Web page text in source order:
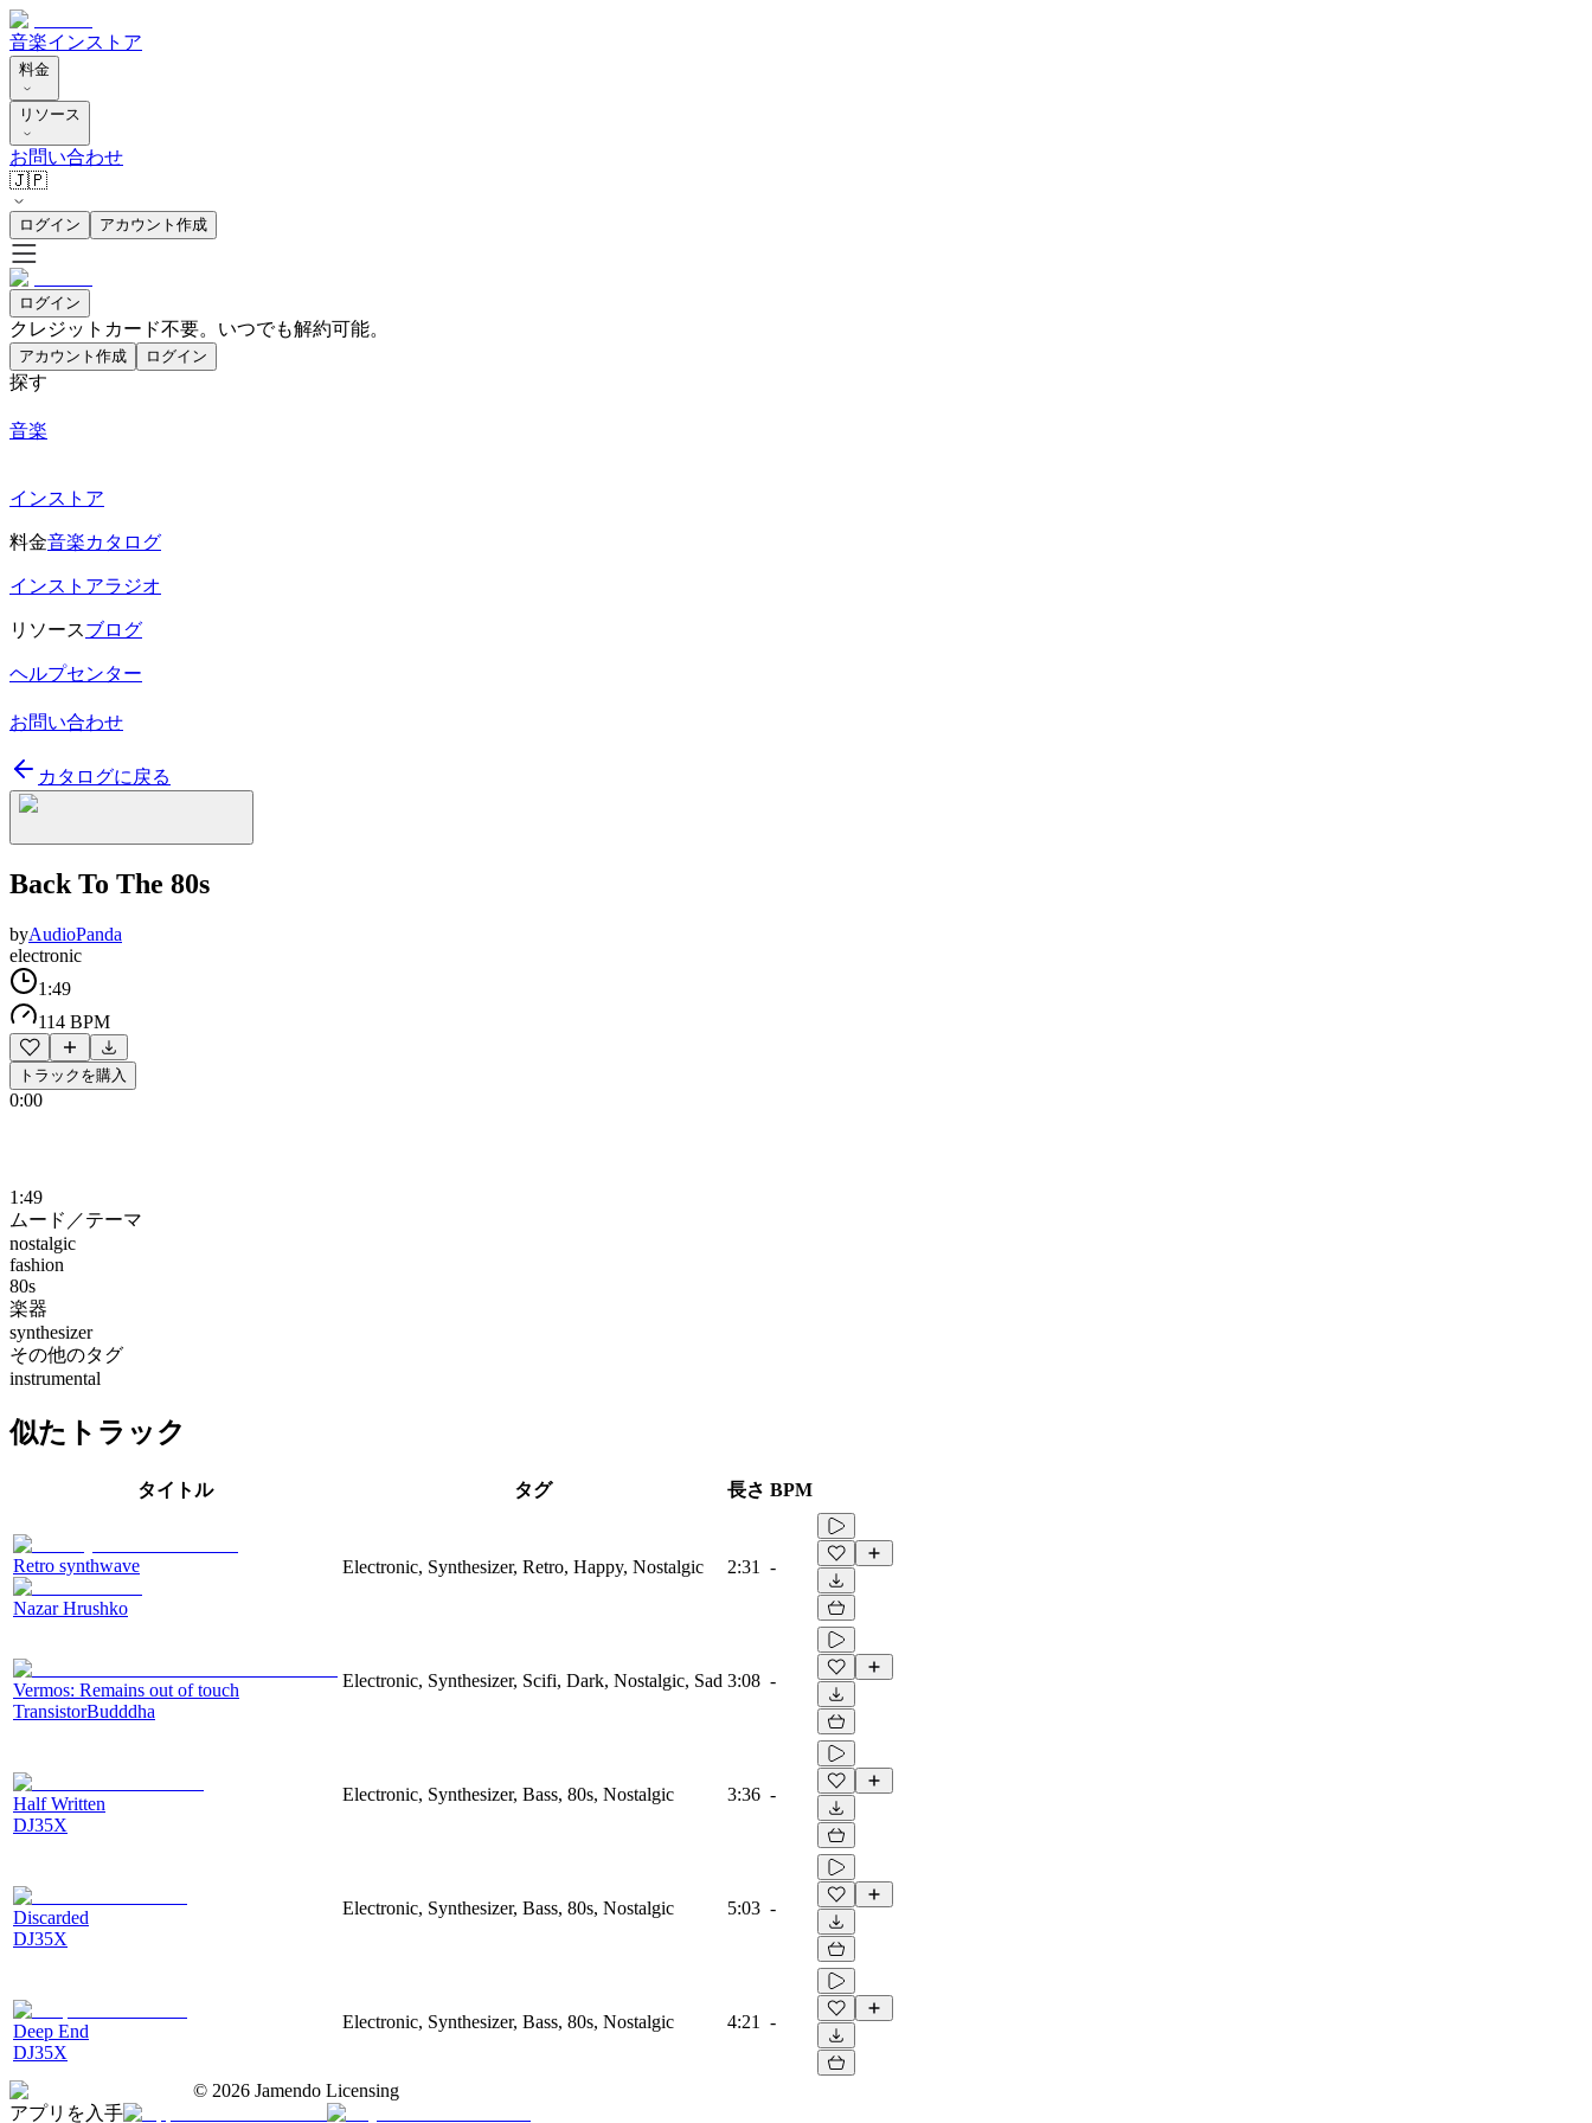
音楽インストア
料金
リソース
お問い合わせ
🇯🇵
ログイン アカウント作成
ログイン
クレジットカード不要。いつでも解約可能。
アカウント作成 ログイン
探す
音楽
インストア
料金音楽カタログ
インストアラジオ
リソースブログ
ヘルプセンター
お問い合わせ
カタログに戻る
Back To The 80s
byAudioPanda
electronic
1:49
114 BPM
トラックを購入
0:00
1:49
ムード／テーマ
nostalgic
fashion
80s
楽器
synthesizer
その他のタグ
instrumental
似たトラック
タイトル タグ 長さ BPM
Retro synthwave
Nazar Hrushko
Electronic, Synthesizer, Retro, Happy, Nostalgic 2:31 -
Vermos: Remains out of touch
TransistorBudddha
Electronic, Synthesizer, Scifi, Dark, Nostalgic, Sad 3:08 -
Half Written
DJ35X
Electronic, Synthesizer, Bass, 80s, Nostalgic 3:36 -
Discarded
DJ35X
Electronic, Synthesizer, Bass, 80s, Nostalgic 5:03 -
Deep End
DJ35X
Electronic, Synthesizer, Bass, 80s, Nostalgic 4:21 -
© 2026 Jamendo Licensing
アプリを入手